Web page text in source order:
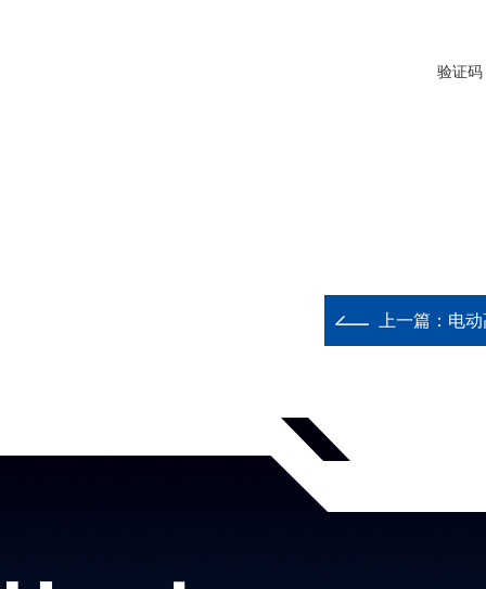
验证码
上一篇： 电